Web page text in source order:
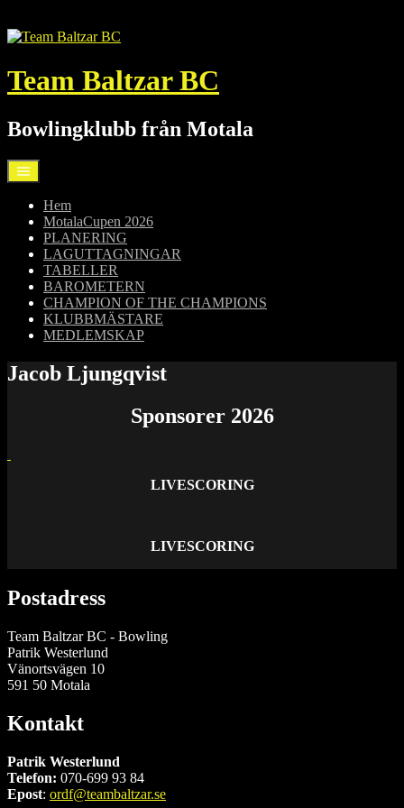
till
Team Baltzar BC
Bowlingklubb från Motala
Hem
MotalaCupen 2026
PLANERING
LAGUTTAGNINGAR
TABELLER
BAROMETERN
CHAMPION OF THE CHAMPIONS
KLUBBMÄSTARE
MEDLEMSKAP
Jacob Ljungqvist
Sponsorer 2026
LIVESCORING
LIVESCORING
Postadress
Team Baltzar BC - Bowling
Patrik Westerlund
Vänortsvägen 10
591 50 Motala
Kontakt
Patrik Westerlund
Telefon: 070-699 93 84
Epost: ordf@teambaltzar.se